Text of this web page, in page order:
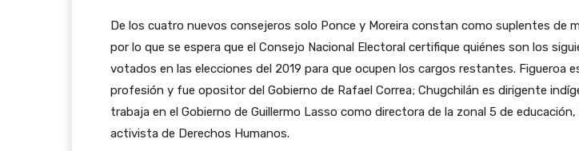
De los cuatro nuevos consejeros solo Ponce y Moreira constan como suplentes de
por lo que se espera que el Consejo Nacional Electoral certifique quiénes son los
votados en las elecciones del 2019 para que ocupen los cargos restantes. Figueroa
profesión y fue opositor del Gobierno de Rafael Correa; Chugchilán es dirigente
trabaja en el Gobierno de Guillermo Lasso como directora de la zonal 5 de educación,
activista de Derechos Humanos.